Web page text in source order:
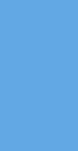
الفلاحة المغربية
المؤسسات الإنتاجية